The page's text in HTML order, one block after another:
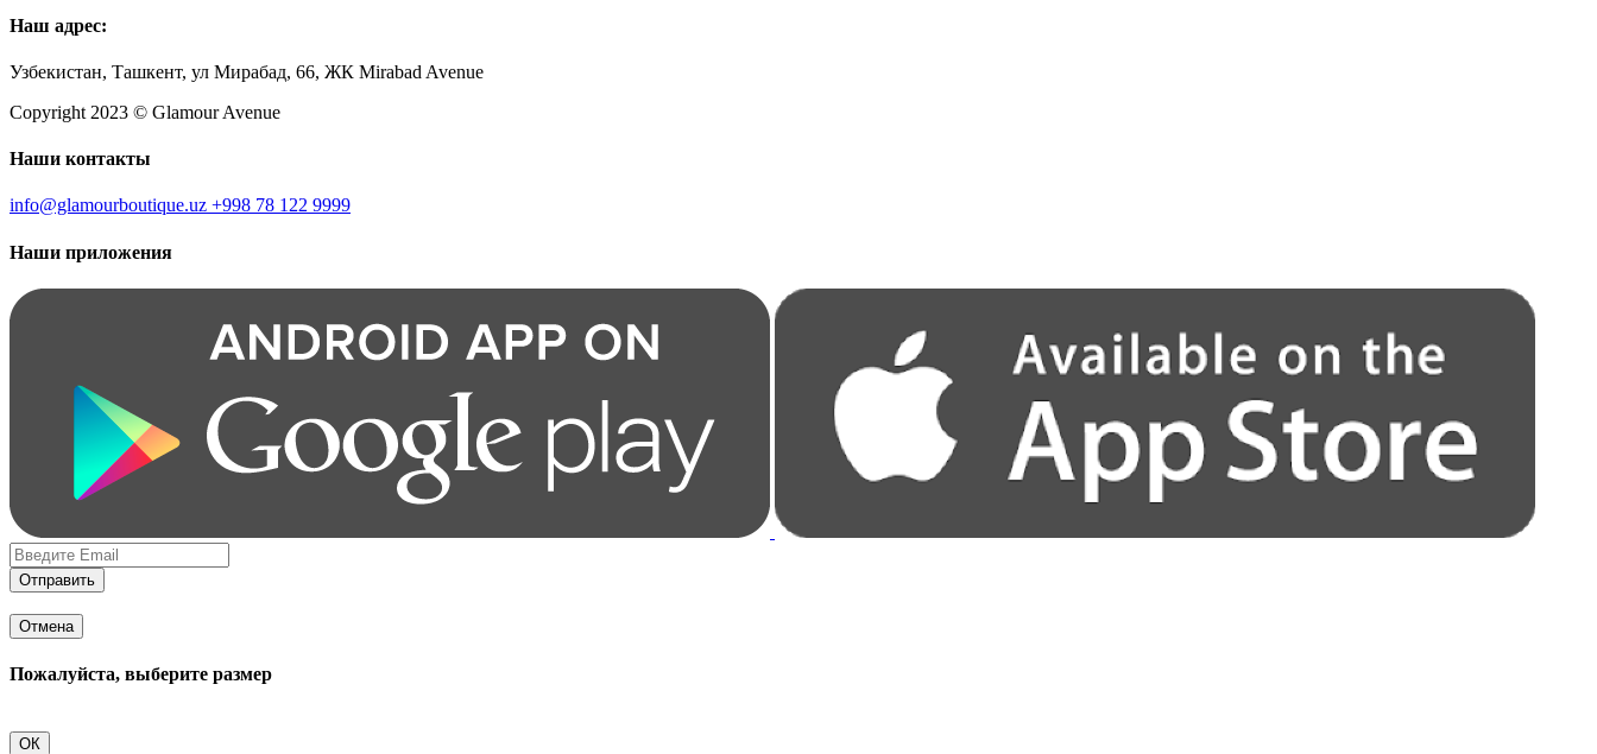
Наш адрес:
Узбекистан, Ташкент, ул Мирабад, 66, ЖК Mirabad Avenue
Copyright 2023 © Glamour Avenue
Наши контакты
info@glamourboutique.uz +998 78 122 9999
Наши приложения
Отправить
Отмена
Пожалуйста, выберите размер
ОК